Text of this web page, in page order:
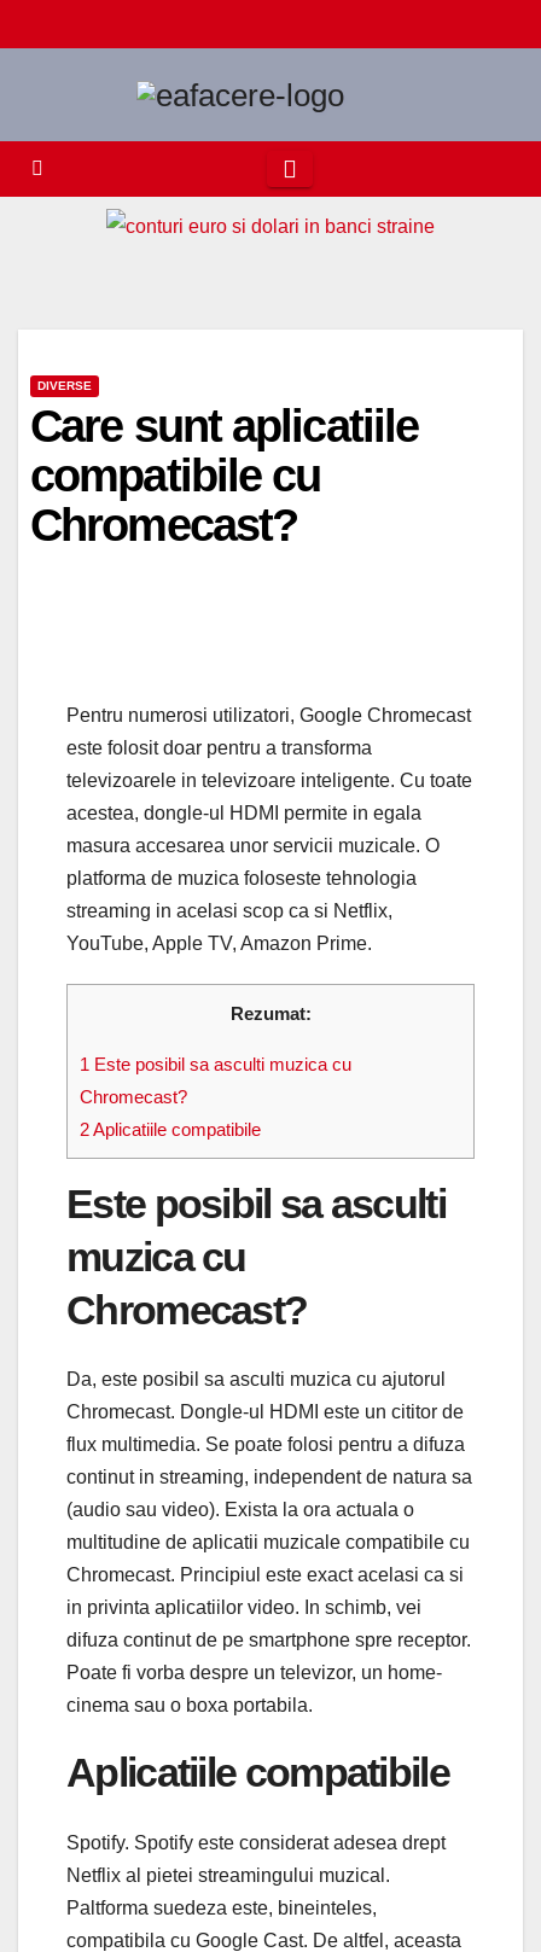
to
DIVERSE
Care sunt aplicatiile
compatibile cu
Chromecast?
Pentru numerosi utilizatori, Google Chromecast
este folosit doar pentru a transforma
televizoarele in televizoare inteligente. Cu toate
acestea, dongle-ul HDMI permite in egala
masura accesarea unor servicii muzicale. O
platforma de muzica foloseste tehnologia
streaming in acelasi scop ca si Netflix,
YouTube, Apple TV, Amazon Prime.
Rezumat:
1 Este posibil sa asculti muzica cu
Chromecast?
2Aplicatiile compatibile
Este posibil sa asculti
muzica cu
Chromecast?
Da, este posibil sa asculti muzica cu ajutorul
Chromecast. Dongle-ul HDMI este un cititor de
flux multimedia. Se poate folosi pentru a difuza
continut in streaming, independent de natura sa
(audio sau video). Exista la ora actuala o
multitudine de aplicatii muzicale compatibile cu
Chromecast. Principiul este exact acelasi ca si
in privinta aplicatiilor video. In schimb, vei
difuza continut de pe smartphone spre receptor.
Poate fi vorba despre un televizor, un home-
cinema sau o boxa portabila.
Aplicatiile compatibile
Spotify. Spotify este considerat adesea drept
Netflix al pietei streamingului muzical.
Paltforma suedeza este, bineinteles,
compatibila cu Google Cast. De altfel, aceasta